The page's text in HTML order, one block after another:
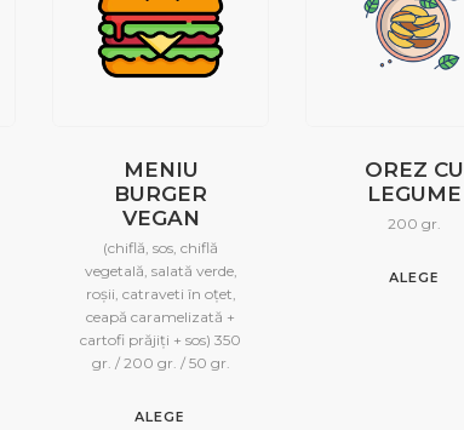
MENIU
BURGER
VEGAN
(chiflă, sos, chiflă
vegetală, salată verde,
roșii, catraveti în oțet,
ceapă caramelizată +
cartofi prăjiți + sos) 350
gr. / 200 gr. / 50 gr.
ALEGE
OREZ CU
LEGUME
200 gr.
ALEGE